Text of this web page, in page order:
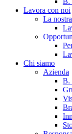
Catalogo
Trova il
Contatti
Hai domande
Lavora con noi
La
Chi siamo
Azienda
B.